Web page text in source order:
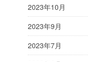
2023年10月
2023年9月
2023年7月